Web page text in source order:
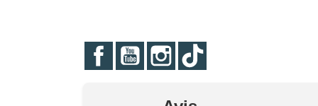
FacebookYouTubeInstagram